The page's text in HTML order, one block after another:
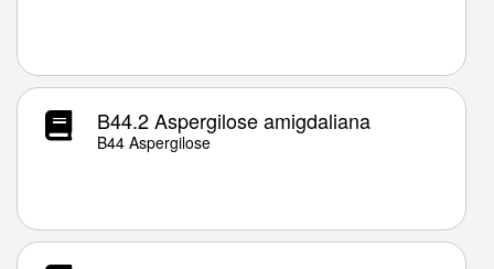
B44.2 Aspergilose amigdaliana
B44 Aspergilose